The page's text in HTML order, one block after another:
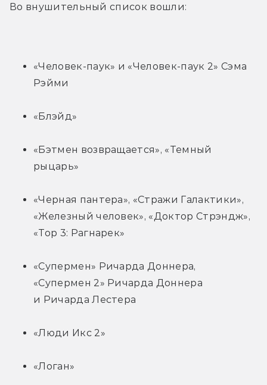
Во внушительный список вошли:
«Человек-паук» и «Человек-паук 2» Сэма
Рэйми
«Блэйд»
«Бэтмен возвращается», «Темный
рыцарь»
«Черная пантера», «Стражи Галактики»,
«Железный человек», «Доктор Стрэндж»,
«Тор 3: Рагнарек»
«Супермен» Ричарда Доннера,
«Супермен 2» Ричарда Доннера
и Ричарда Лестера
«Люди Икс 2»
«Логан»